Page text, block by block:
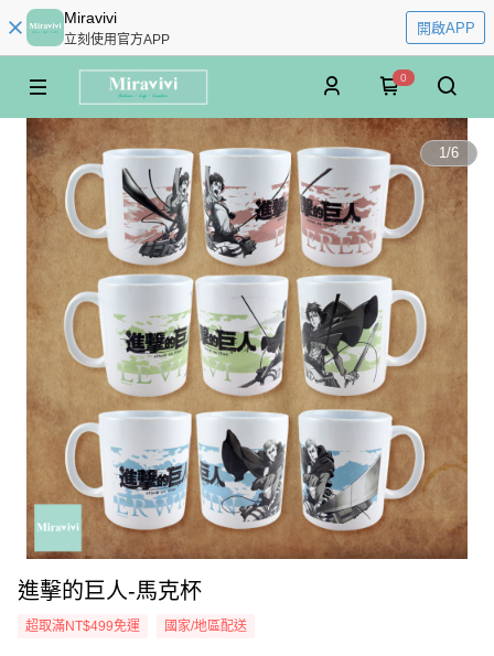
Miravivi
立刻使用官方APP
開啟APP
0
1/6
進擊的巨人-馬克杯
超取滿NT$499免運 國家/地區配送